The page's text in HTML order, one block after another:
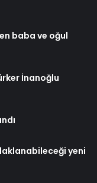
baba ve oğul
İnanoğlu
yeni